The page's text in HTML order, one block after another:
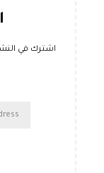
اشترك في